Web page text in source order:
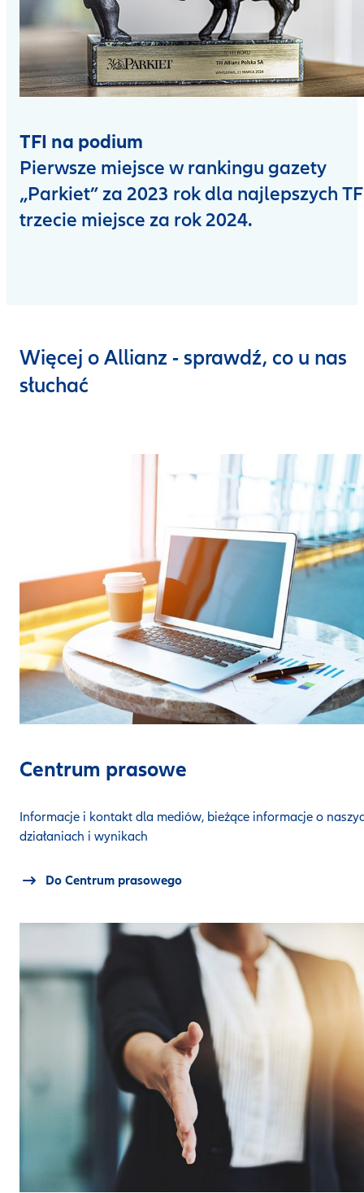
TFI na podium
Pierwsze miejsce w rankingu gazety
„Parkiet” za 2023 rok dla najlepszych
trzecie miejsce za rok 2024.
Więcej o Allianz - sprawdź, co u nas
słuchać
Centrum prasowe
Informacje i kontakt dla mediów, bieżące informacje o
działaniach i wynikach
Do Centrum prasowego